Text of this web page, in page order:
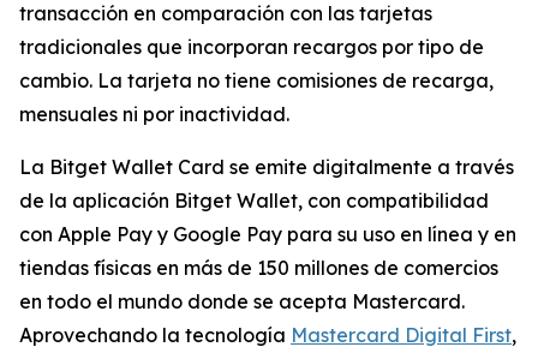
transacción en comparación con las tarjetas
tradicionales que incorporan recargos por tipo de
cambio. La tarjeta no tiene comisiones de recarga,
mensuales ni por inactividad.
La Bitget Wallet Card se emite digitalmente a través
de la aplicación Bitget Wallet, con compatibilidad
con Apple Pay y Google Pay para su uso en línea y en
tiendas físicas en más de 150 millones de comercios
en todo el mundo donde se acepta Mastercard.
Aprovechando la tecnología Mastercard Digital First,